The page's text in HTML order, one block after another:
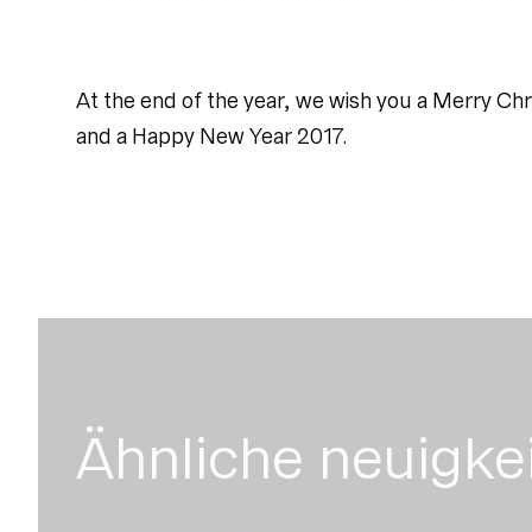
At the end of the year, we wish you a Merry
and a Happy New Year 2017.
Ähnliche